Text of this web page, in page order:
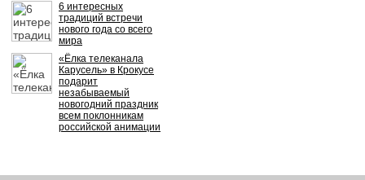
6 интересных
традиций встречи
нового года со всего
мира
«Ёлка телеканала
Карусель» в Крокусе
подарит
незабываемый
новогодний праздник
всем поклонникам
российской анимации